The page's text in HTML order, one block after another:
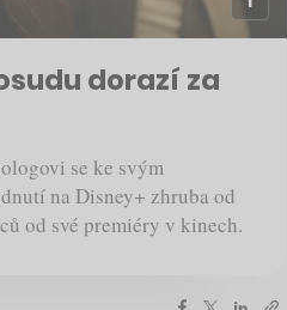
dorazí za
se ke svým
na Disney+ zhruba od
od své premiéry v kinech.